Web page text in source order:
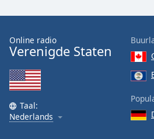
Text
Online radio
Verenigde Staten
Taal:
Nederlands